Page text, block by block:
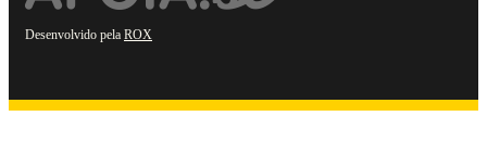
Desenvolvido pela ROX